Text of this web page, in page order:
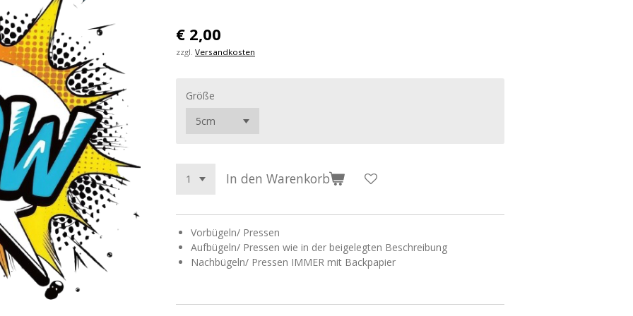
€ 2,00
zzgl. Versandkosten
Größe
In den Warenkorb
Vorbügeln/ Pressen
Aufbügeln/ Pressen wie in der beigelegten Beschreibung
Nachbügeln/ Pressen IMMER mit Backpapier